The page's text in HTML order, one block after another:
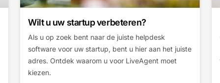
Bekijk wat er nieuw is in LiveAgent
Ontdek de nieuwste updates van de LiveAgent
helpdesk software en zie hoe wij onze oplossing
voortdurend verbeteren.